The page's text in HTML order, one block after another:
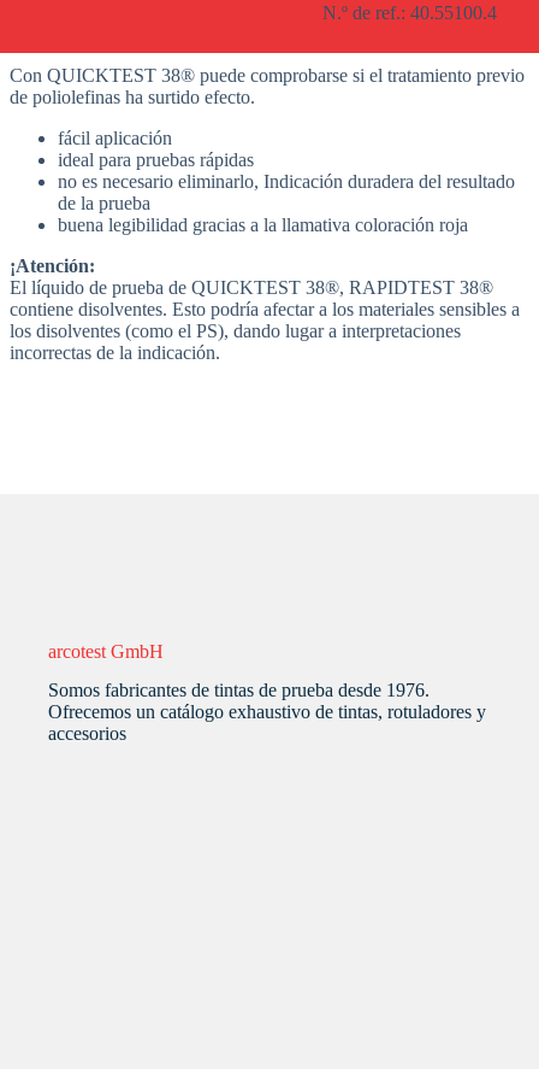
N.º de ref.: 40.55100.4
Con QUICKTEST 38® puede comprobarse si el tratamiento previo
de poliolefinas ha surtido efecto.
fácil aplicación
ideal para pruebas rápidas
no es necesario eliminarlo, Indicación duradera del resultado
de la prueba
buena legibilidad gracias a la llamativa coloración roja
¡Atención:
El líquido de prueba de QUICKTEST 38®, RAPIDTEST 38®
contiene disolventes. Esto podría afectar a los materiales sensibles a
los disolventes (como el PS), dando lugar a interpretaciones
incorrectas de la indicación.
arcotest GmbH
Somos fabricantes de tintas de prueba desde 1976.
Ofrecemos un catálogo exhaustivo de tintas, rotuladores y
accesorios